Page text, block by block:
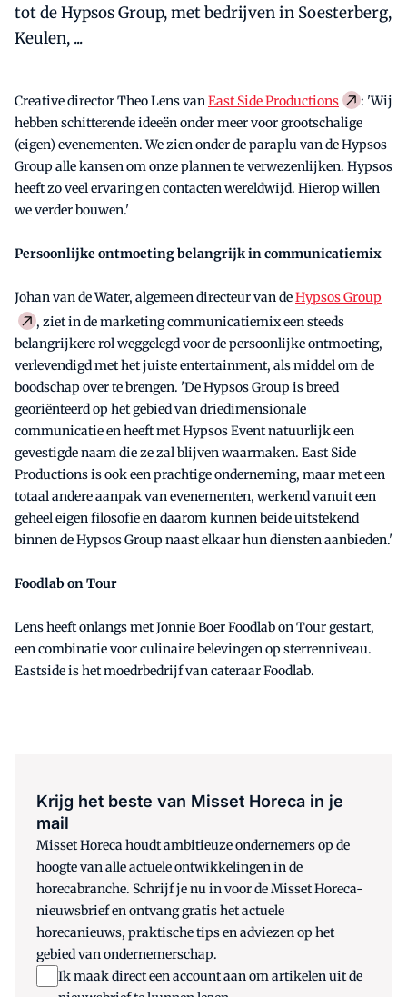
tot de Hypsos Group, met bedrijven in Soesterberg,
Keulen, ...
Creative director Theo Lens vanEast Side Productions
: 'Wij
hebben schitterende ideeën onder meer voor grootschalige
(eigen) evenementen. We zien onder de paraplu van de Hypsos
Group alle kansen om onze plannen te verwezenlijken. Hypsos
heeft zo veel ervaring en contacten wereldwijd. Hierop willen
we verder bouwen.'
Persoonlijke ontmoeting belangrijk in communicatiemix
Johan van de Water, algemeen directeur van deHypsos Group
, ziet in de marketing communicatiemix een steeds
belangrijkere rol weggelegd voor de persoonlijke ontmoeting,
verlevendigd met het juiste entertainment, als middel om de
boodschap over te brengen. 'De Hypsos Group is breed
georiënteerd op het gebied van driedimensionale
communicatie en heeft met Hypsos Event natuurlijk een
gevestigde naam die ze zal blijven waarmaken. East Side
Productions is ook een prachtige onderneming, maar met een
totaal andere aanpak van evenementen, werkend vanuit een
geheel eigen filosofie en daarom kunnen beide uitstekend
binnen de Hypsos Group naast elkaar hun diensten aanbieden.'
Foodlab on Tour
Lens heeft onlangs met Jonnie BoerFoodlab on Tourgestart,
een combinatie voor culinaire belevingen op sterrenniveau.
Eastside is het moedrbedrijf van cateraar Foodlab.
Krijg het beste van Misset Horeca in je
mail
Misset Horeca houdt ambitieuze ondernemers op de
hoogte van alle actuele ontwikkelingen in de
horecabranche. Schrijf je nu in voor de Misset Horeca-
nieuwsbrief en ontvang gratis het actuele
horecanieuws, praktische tips en adviezen op het
gebied van ondernemerschap.
Ik maak direct een account aan om artikelen uit de